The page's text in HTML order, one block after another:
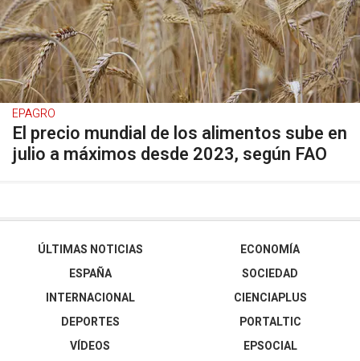
EPAGRO
El precio mundial de los alimentos sube en
julio a máximos desde 2023, según FAO
ÚLTIMAS NOTICIAS
ESPAÑA
INTERNACIONAL
DEPORTES
VÍDEOS
ECONOMÍA
SOCIEDAD
CIENCIAPLUS
PORTALTIC
EPSOCIAL